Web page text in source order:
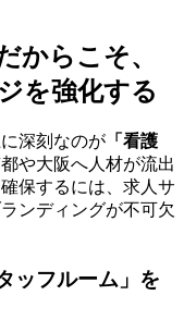
からこそ、
を強化する
深刻なのが 「看護
や大阪へ人材が流出
保するには、求人サ
ンディングが不可欠
ッフルーム」を